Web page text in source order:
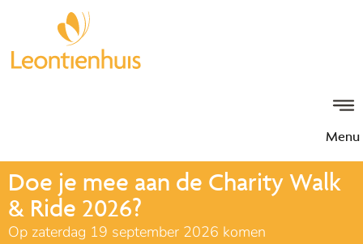
Menu
Doe je mee aan de Charity Walk
& Ride 2026?
Op zaterdag 19 september 2026 komen